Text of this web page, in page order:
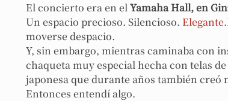
El concierto era en el Yamaha Hall, en
Un espacio precioso. Silencioso.
moverse despacio.
Y, sin embargo, mientras caminaba con
chaqueta muy especial hecha con telas
japonesa que durante años también creó
Entonces entendí algo.